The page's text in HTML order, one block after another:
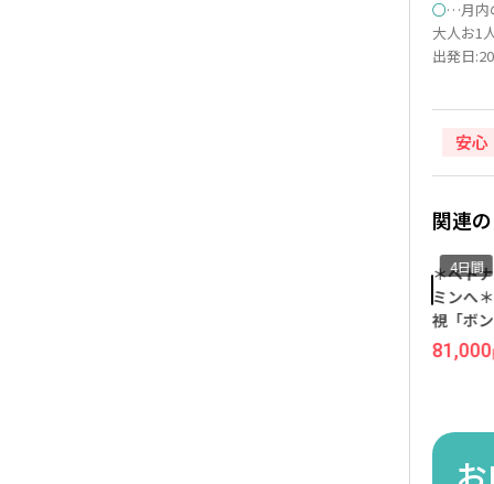
○…月内
大人お1
出発日
安心
関連
＊ベト
ミンへ
視「ボ
ン』泊
田発/
4日間
81,000